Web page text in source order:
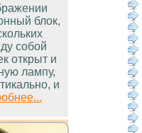
блок,
собой
открыт и
лампу,
и